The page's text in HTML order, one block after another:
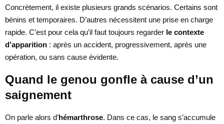
Concrètement, il existe plusieurs grands scénarios. Certains sont
bénins et temporaires. D’autres nécessitent une prise en charge
rapide. C’est pour cela qu’il faut toujours regarder le contexte
d’apparition : après un accident, progressivement, après une
opération, ou sans cause évidente.
Quand le genou gonfle à cause d’un
saignement
On parle alors d’hémarthrose. Dans ce cas, le sang s’accumule